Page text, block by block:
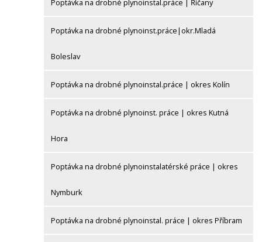
Poptávka na drobné plynoinstal.práce | Říčany
Poptávka na drobné plynoinst.práce|okr.Mladá
Boleslav
Poptávka na drobné plynoinstal.práce | okres Kolín
Poptávka na drobné plynoinst. práce | okres Kutná
Hora
Poptávka na drobné plynoinstalatérské práce | okres
Nymburk
Poptávka na drobné plynoinstal. práce | okres Příbram